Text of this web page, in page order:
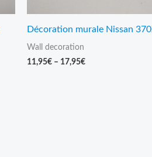
Décoration murale Nissan
Wall decoration
11,95€ – 17,95€